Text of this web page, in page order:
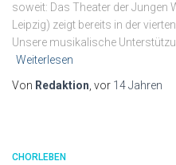
soweit: Das Theater der Jungen
Leipzig) zeigt bereits in der
Unsere musikalische
Weiterlesen
Von Redaktion, vor 14 Jahren
CHORLEBEN